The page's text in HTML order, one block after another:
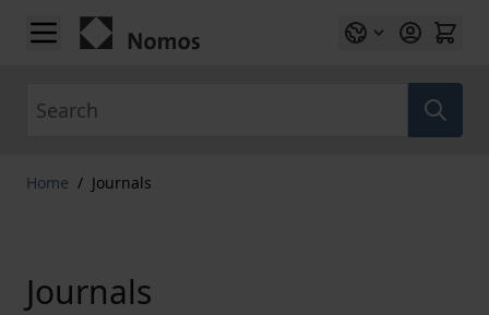
Skip to Content
Home / Journals
Journals